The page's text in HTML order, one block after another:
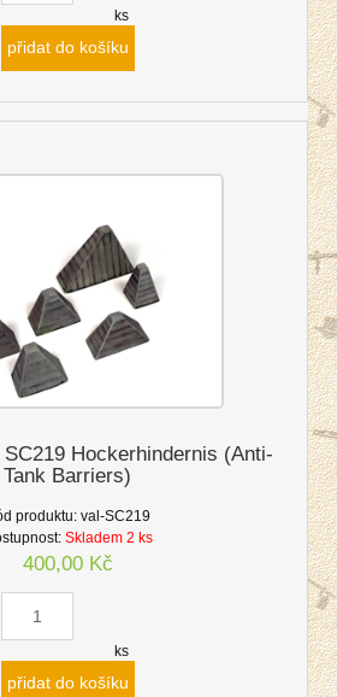
ks
přidat do košíku
Hockerhindernis (Anti-
Tank Barriers)
produktu: val-SC219
Skladem 2 ks
400,00 Kč
ks
přidat do košíku